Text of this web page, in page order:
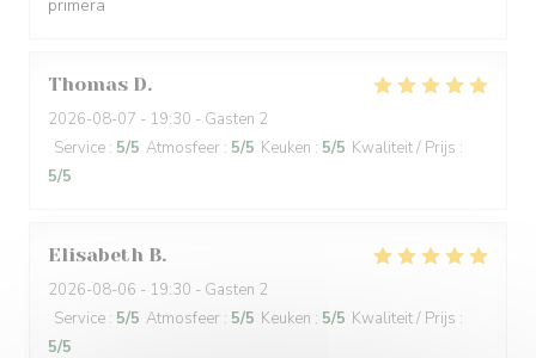
primera
Thomas D
2026-08-07 - 19:30 - Gasten 2
Service : 5/5 Atmosfeer : 5/5 Keuken : 5/5 Kwaliteit / Prijs :
5/5
Elisabeth B
2026-08-06 - 19:30 - Gasten 2
Service : 5/5 Atmosfeer : 5/5 Keuken : 5/5 Kwaliteit / Prijs :
5/5